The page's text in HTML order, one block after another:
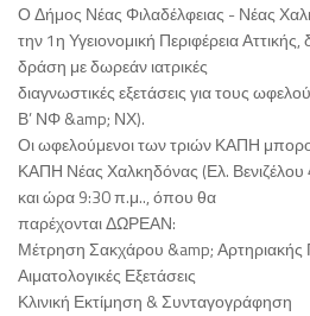
Ο Δήμος Νέας Φιλαδέλφειας - Νέας
την 1η Υγειονομική Περιφέρεια Αττικής,
δράση με δωρεάν ιατρικές
διαγνωστικές εξετάσεις για τους
Β’ ΝΦ &amp; ΝΧ).
Οι ωφελούμενοι των τριών ΚΑΠΗ
ΚΑΠΗ Νέας Χαλκηδόνας (Ελ.
και ώρα 9:30 π.μ.., όπου θα
παρέχονται ΔΩΡΕΑΝ:
Μέτρηση Σακχάρου &amp; Αρτηριακής
Αιματολογικές Εξετάσεις
Κλινική Εκτίμηση & Συνταγογράφηση